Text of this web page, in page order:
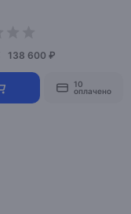
138 600 ₽
10
оплачено